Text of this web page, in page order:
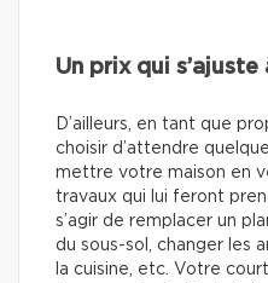
Un prix qui
D’ailleurs, en tant que
choisir d’attendre
mettre votre maison en
travaux qui lui feront
s’agir de remplacer un
du sous-sol, changer les
la cuisine, etc. Votre